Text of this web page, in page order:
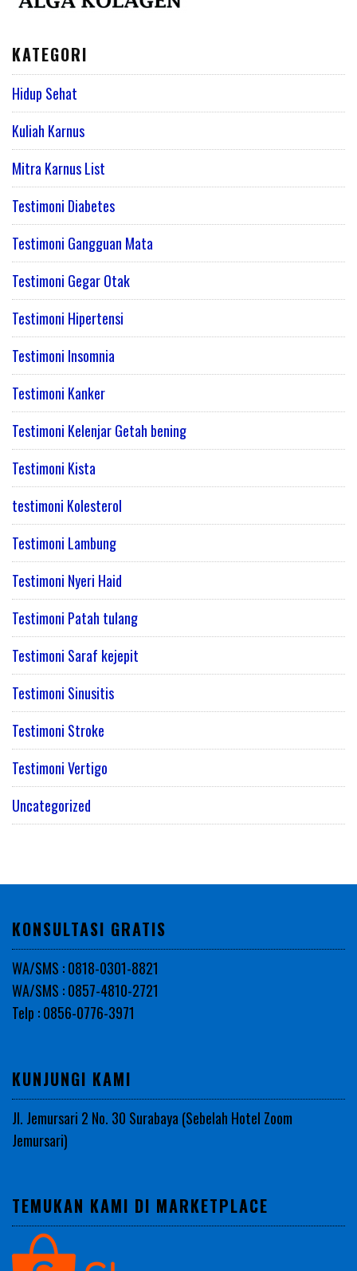
KATEGORI
Hidup Sehat
Kuliah Karnus
Mitra Karnus List
Testimoni Diabetes
Testimoni Gangguan Mata
Testimoni Gegar Otak
Testimoni Hipertensi
Testimoni Insomnia
Testimoni Kanker
Testimoni Kelenjar Getah bening
Testimoni Kista
testimoni Kolesterol
Testimoni Lambung
Testimoni Nyeri Haid
Testimoni Patah tulang
Testimoni Saraf kejepit
Testimoni Sinusitis
Testimoni Stroke
Testimoni Vertigo
Uncategorized
KONSULTASI GRATIS
WA/SMS : 0818-0301-8821
WA/SMS : 0857-4810-2721
Telp : 0856-0776-3971
KUNJUNGI KAMI
Jl. Jemursari 2 No. 30 Surabaya (Sebelah Hotel Zoom
Jemursari)
TEMUKAN KAMI DI MARKETPLACE